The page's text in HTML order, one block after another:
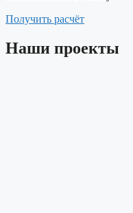
Получить расчёт
Наши проекты